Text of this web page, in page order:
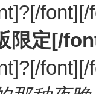
font][/
限定[/
font][/